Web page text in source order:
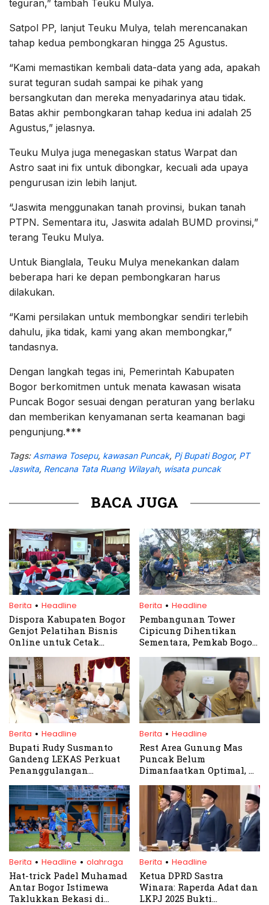
teguran,” tambah Teuku Mulya.
Satpol PP, lanjut Teuku Mulya, telah merencanakan
tahap kedua pembongkaran hingga 25 Agustus.
“Kami memastikan kembali data-data yang ada, apakah
surat teguran sudah sampai ke pihak yang
bersangkutan dan mereka menyadarinya atau tidak.
Batas akhir pembongkaran tahap kedua ini adalah 25
Agustus,” jelasnya.
Teuku Mulya juga menegaskan status Warpat dan
Astro saat ini fix untuk dibongkar, kecuali ada upaya
pengurusan izin lebih lanjut.
“Jaswita menggunakan tanah provinsi, bukan tanah
PTPN. Sementara itu, Jaswita adalah BUMD provinsi,”
terang Teuku Mulya.
Untuk Bianglala, Teuku Mulya menekankan dalam
beberapa hari ke depan pembongkaran harus
dilakukan.
“Kami persilakan untuk membongkar sendiri terlebih
dahulu, jika tidak, kami yang akan membongkar,”
tandasnya.
Dengan langkah tegas ini, Pemerintah Kabupaten
Bogor berkomitmen untuk menata kawasan wisata
Puncak Bogor sesuai dengan peraturan yang berlaku
dan memberikan kenyamanan serta keamanan bagi
pengunjung.***
Tags: Asmawa Tosepu, kawasan Puncak, Pj Bupati Bogor, PT
Jaswita, Rencana Tata Ruang Wilayah, wisata puncak
BACA JUGA
Berita . Headline
Dispora Kabupaten Bogor
Genjot Pelatihan Bisnis
Online untuk Cetak
Kompetitif
Berita . Headline
Pembangunan Tower
Cipicung Dihentikan
Sementara, Pemkab Bogor
Berita . Headline
Bupati Rudy Susmanto
Gandeng LEKAS Perkuat
Penanggulangan
Bogor
Berita . Headline
Rest Area Gunung Mas
Puncak Belum
Dimanfaatkan Optimal, Pj
Ultimatum
Berita . Headline . olahraga
Hat-trick Padel Muhamad
Antar Bogor Istimewa
Taklukkan Bekasi di
Berita . Headline
Ketua DPRD Sastra
Winara: Raperda Adat dan
LKPJ 2025 Bukti